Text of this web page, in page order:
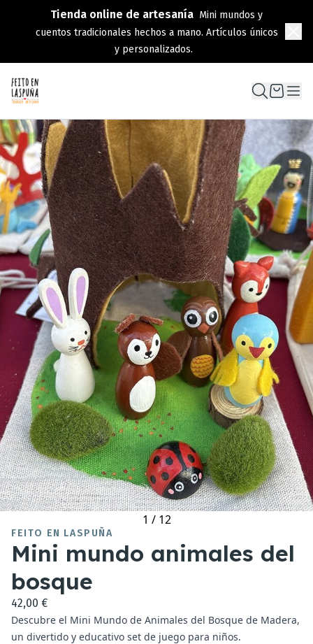
Tienda online de artesanía Mini mundos y
cuentos tradicionales hechos a mano. Artículos únicos
y personalizados.
1 / 12
FEITO EN LASPUÑA
Mini mundo animales del
bosque
42,00 €
Descubre el Mini Mundo de Animales del Bosque de Madera,
un divertido y educativo set de juego para niños.